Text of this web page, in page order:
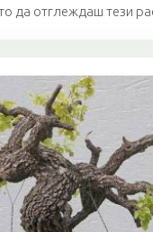
да отглеждаш тези